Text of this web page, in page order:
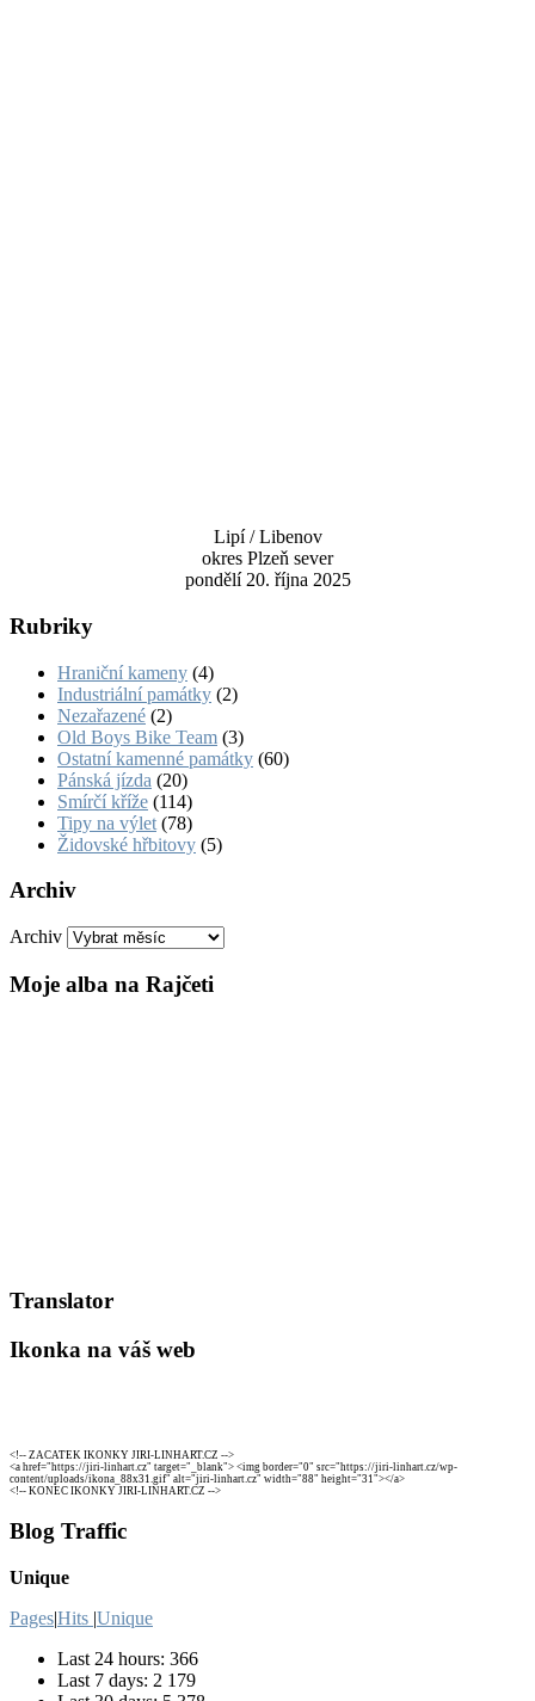
Lipí / Libenov
okres Plzeň sever
pondělí 20. října 2025
Rubriky
Hraniční kameny (4)
Industriální památky (2)
Nezařazené (2)
Old Boys Bike Team (3)
Ostatní kamenné památky (60)
Pánská jízda (20)
Smírčí kříže (114)
Tipy na výlet (78)
Židovské hřbitovy (5)
Archiv
Archiv
Moje alba na Rajčeti
Translator
Ikonka na váš web
<!-- ZACATEK IKONKY JIRI-LINHART.CZ -->
<a href="https://jiri-linhart.cz" target="_blank"> <img border="0" src="https://jiri-linhart.cz/wp-
content/uploads/ikona_88x31.gif" alt="jiri-linhart.cz" width="88" height="31"></a>
<!-- KONEC IKONKY JIRI-LINHART.CZ -->
Blog Traffic
Unique
Pages|Hits |Unique
Last 24 hours: 366
Last 7 days: 2 179